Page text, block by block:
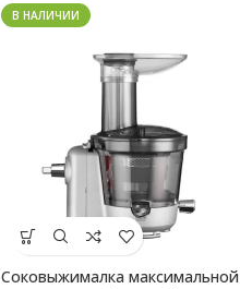
В НАЛИЧИИ
Соковыжималка максимальной